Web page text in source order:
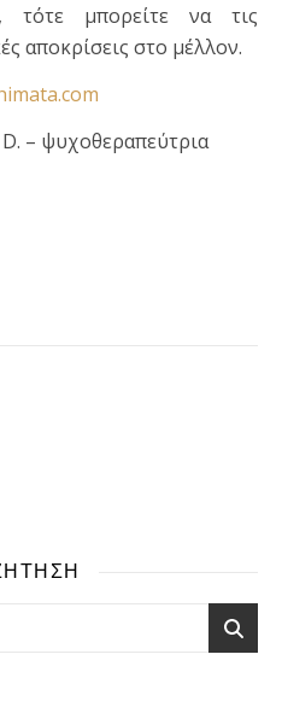
τότε μπορείτε να τις
αποκρίσεις στο μέλλον.
– ψυχοθεραπεύτρια